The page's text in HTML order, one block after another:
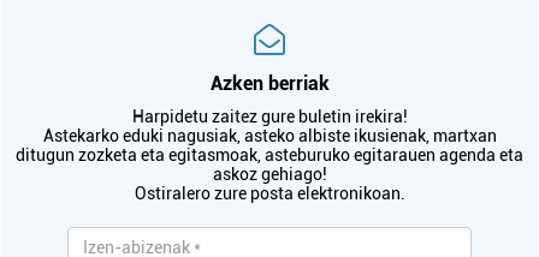
Azken berriak
Harpidetu zaitez gure buletin irekira!
Astekarko eduki nagusiak, asteko albiste ikusienak, martxan
ditugun zozketa eta egitasmoak, asteburuko egitarauen agenda eta
askoz gehiago!
Ostiralero zure posta elektronikoan.